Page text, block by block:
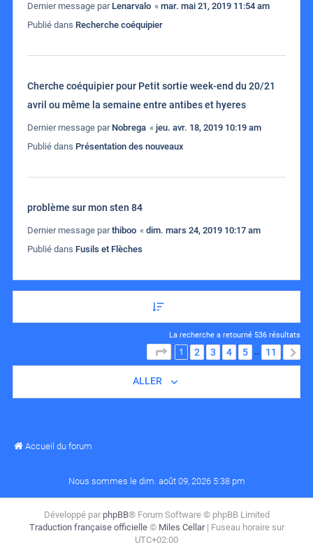
Dernier message par Lenarvalo « mar. mai 21, 2019 11:54 am
Publié dans Recherche coéquipier
Cherche coéquipier pour Petit sortie week-end du 20/21
avril ou même la semaine entre antibes et hyeres
Dernier message par Nobrega « jeu. avr. 18, 2019 10:19 am
Publié dans Présentation des nouveaux
problème sur mon sten 84
Dernier message parthiboo « dim. mars 24, 2019 10:17 am
Publié dans Fusils et Flèches
La recherche a retourné 536 résultats
PAGE 1 SUR 11
1 2 3 4 5 … 11
ALLER
Accueil du forum
Nous sommes le dim. août 09, 2026 5:38 pm
Développé par phpBB® Forum Software © phpBB Limited
Traduction française officielle© Miles Cellar | Fuseau horaire sur
UTC+02:00